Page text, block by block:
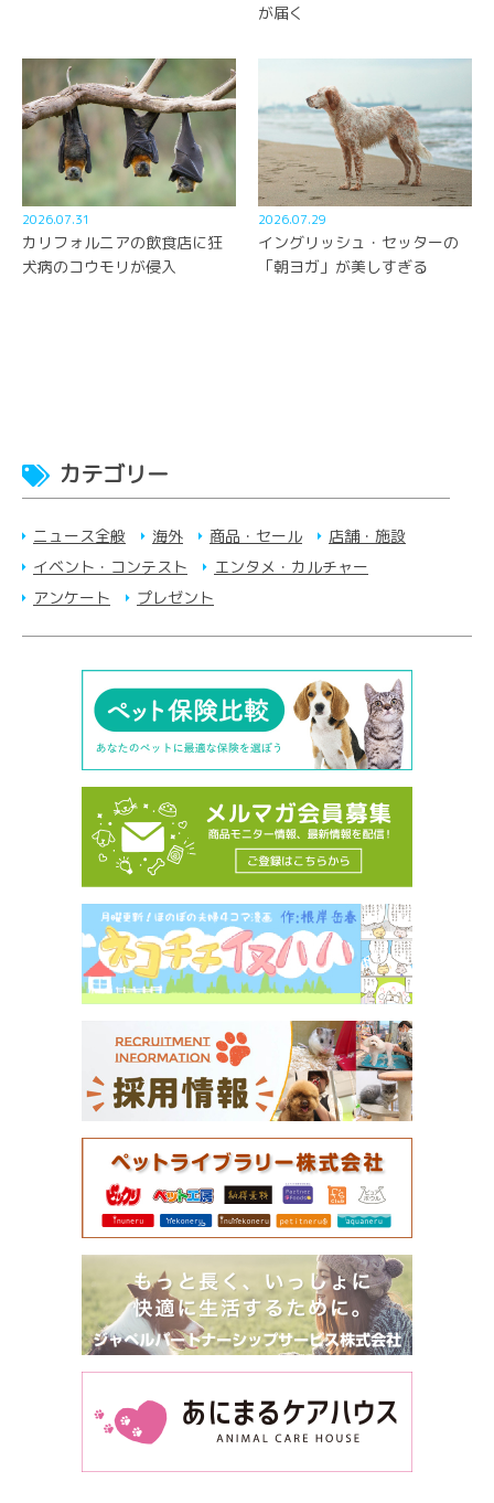
が届く
2026.07.31
カリフォルニアの飲食店に狂
犬病のコウモリが侵入
2026.07.29
イングリッシュ・セッターの
「朝ヨガ」が美しすぎる
カテゴリー
ニュース全般 海外 商品・セール
店舗・施設
イベント・コンテスト
エンタメ・カルチャー
アンケート
プレゼント